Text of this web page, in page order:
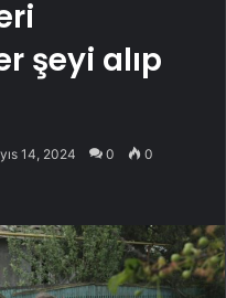
şeyi alıp
14, 2024 0 0